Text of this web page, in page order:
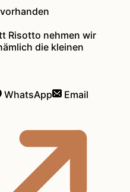
Risotto nehmen wir
die kleinen
WhatsApp Email